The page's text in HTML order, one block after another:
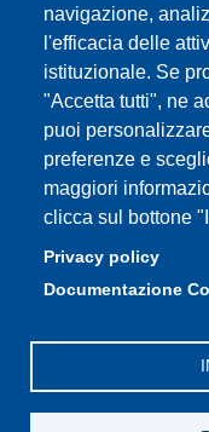
navigazione,
l'efficacia delle
istituzionale. Se
"Accetta tutti", ne
puoi
preferenze e
maggiori
clicca sul bottone
Privacy policy
Documentazione
Partita IVA:
Dipartimento di
Sede: Via San
Email:
Telefono: 059 205
(Amministrazione) |